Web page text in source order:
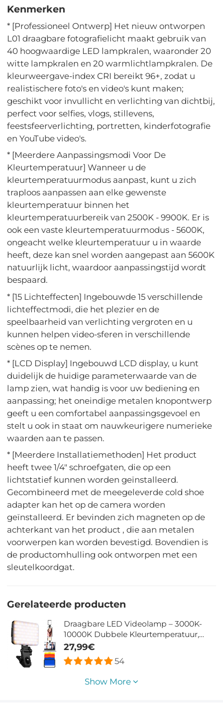
Kenmerken
* [Professioneel Ontwerp] Het nieuw ontworpen
L01 draagbare fotografielicht maakt gebruik van
40 hoogwaardige LED lampkralen, waaronder 20
witte lampkralen en 20 warmlichtlampkralen. De
kleurweergave-index CRI bereikt 96+, zodat u
realistischere foto's en video's kunt maken;
geschikt voor invullicht en verlichting van dichtbij,
perfect voor selfies, vlogs, stillevens,
feestsfeerverlichting, portretten, kinderfotografie
en YouTube video's.
* [Meerdere Aanpassingsmodi Voor De
Kleurtemperatuur] Wanneer u de
kleurtemperatuurmodus aanpast, kunt u zich
traploos aanpassen aan elke gewenste
kleurtemperatuur binnen het
kleurtemperatuurbereik van 2500K - 9900K. Er is
ook een vaste kleurtemperatuurmodus - 5600K,
ongeacht welke kleurtemperatuur u in waarde
heeft, deze kan snel worden aangepast aan 5600K
natuurlijk licht, waardoor aanpassingstijd wordt
bespaard.
* [15 Lichteffecten] Ingebouwde 15 verschillende
lichteffectmodi, die het plezier en de
speelbaarheid van verlichting vergroten en u
kunnen helpen video-sferen in verschillende
scènes op te nemen.
* [LCD Display] Ingebouwd LCD display, u kunt
duidelijk de huidige parameterwaarde van de
lamp zien, wat handig is voor uw bediening en
aanpassing; het oneindige metalen knopontwerp
geeft u een comfortabel aanpassingsgevoel en
stelt u ook in staat om nauwkeurigere numerieke
waarden aan te passen.
* [Meerdere Installatiemethoden] Het product
heeft twee 1/4" schroefgaten, die op een
lichtstatief kunnen worden geïnstalleerd.
Gecombineerd met de meegeleverde cold shoe
adapter kan het op de camera worden
geïnstalleerd. Er bevinden zich magneten op de
achterkant van het product , die aan metalen
voorwerpen kan worden bevestigd. Bovendien is
de productomhulling ook ontworpen met een
sleutelkoordgat.
Gerelateerde producten
Draagbare LED Videolamp – 3000K-
10000K Dubbele Kleurtemperatuur,
Oplaadbaar, Clip-on voor Mobiele
Telefoon, iPad, Laptop, Selfie, Vlog &
Videoconferentie
27,99€
54
Show More